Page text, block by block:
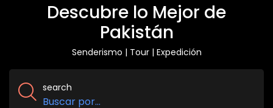
Descubre lo Mejor de
Pakistán
Senderismo | Tour | Expedición
search